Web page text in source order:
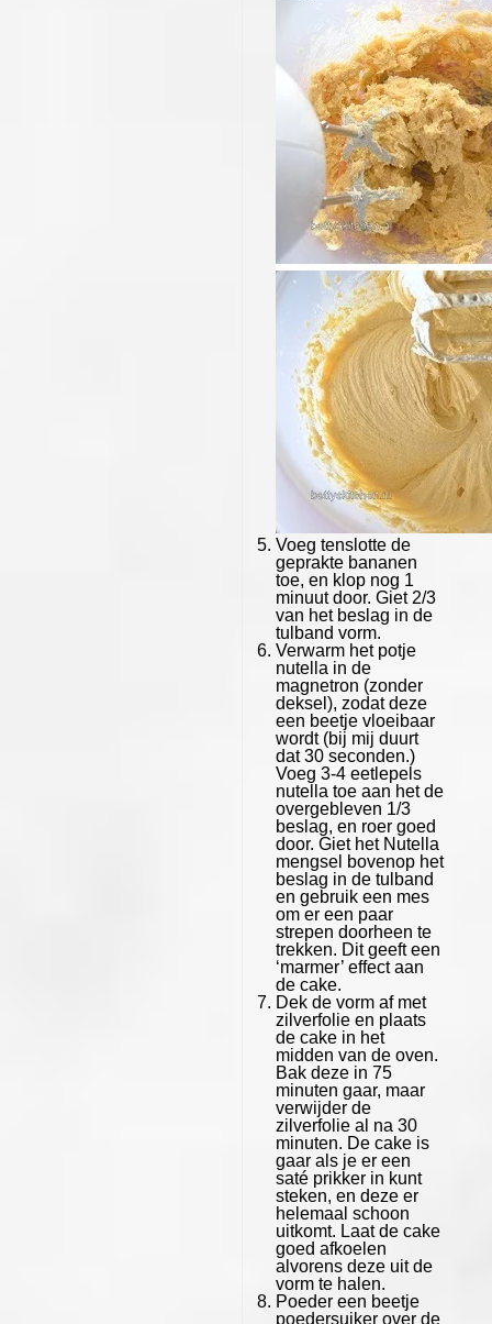
Voeg tenslotte de
geprakte bananen
toe, en klop nog 1
minuut door. Giet 2/3
van het beslag in de
tulband vorm.
Verwarm het potje
nutella in de
magnetron (zonder
deksel), zodat deze
een beetje vloeibaar
wordt (bij mij duurt
dat 30 seconden.)
Voeg 3-4 eetlepels
nutella toe aan het de
overgebleven 1/3
beslag, en roer goed
door. Giet het Nutella
mengsel bovenop het
beslag in de tulband
en gebruik een mes
om er een paar
strepen doorheen te
trekken. Dit geeft een
‘marmer’ effect aan
de cake.
Dek de vorm af met
zilverfolie en plaats
de cake in het
midden van de oven.
Bak deze in 75
minuten gaar, maar
verwijder de
zilverfolie al na 30
minuten. De cake is
gaar als je er een
saté prikker in kunt
steken, en deze er
helemaal schoon
uitkomt. Laat de cake
goed afkoelen
alvorens deze uit de
vorm te halen.
Poeder een beetje
poedersuiker over de